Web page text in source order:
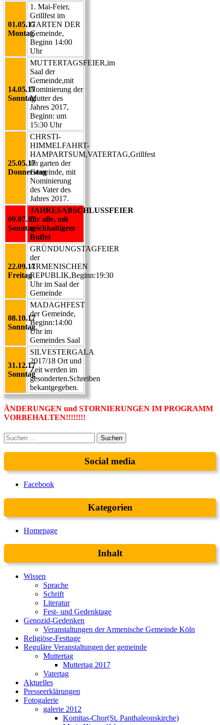
01.05.17
Montag
1. Mai-Feier,
Grillfest im
GARTEN DER
Gemeinde,
Beginn 14:00
Uhr
14.05.17
Sonntag
MUTTERTAGSFEIER,im
Saal der
Gemeinde,mit
Nominierung der
Mutter des
Jahres 2017,
Beginn: um
15:30 Uhr
25.05.17
Donnerstag
CHRSTI-
HIMMELFAHRT-
HAMPARTSUM,VATERTAG,Grillfest
im garten der
Gemeinde, mit
Nominierung
des Vater des
Jahres 2017.
09.07.17
Sonntag
JAHRESABSCHLUSSFEIER
für alle, mit
reichhaltigem
Buffet
22.09.17
Freitag
GRÜNDUNGSTAGFEIER
der
ARMENISCHEN
REPUBLIK,Beginn:19:30
Uhr im Saal der
Gemeinde
08.10.17
Sonntag
MADAGHFEST
der Gemeinde,
Beginn:14:00
Uhr im
Gemeindes Saal
31.12.17
Sonntag
SILVESTERGALA
2017/18 Ort und
Zeit werden im
gesonderten.Schreiben
bekantgegeben.
ÄNDERUNGEN und STORNIERUNGEN IM PROGRAMM
VORBEHALTEN!!!!!!!!
Suchen
nach:
Social media
Facebook
Kategorien
Homepage
Inhalt
Wissen
Sprache
Schrift
Literatur
Fest- und Gedenktage
Genozid-Gedenken
Veranstaltungen der Armenische Gemeinde Köln
Religiöse-Festtage
Reguläre Veranstaltungen der gemeinde
Muttertag
Muttertag 2017
Vatertag
Aktuelles
Presseerklärungen
Fotogalerie
galerie 2012
Komitas-Chor(St. Panthaleonskirche)